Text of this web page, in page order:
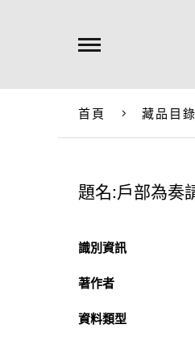
首頁 藏品目錄
題名:戶部為奏
識別資訊
著作者
資料類型